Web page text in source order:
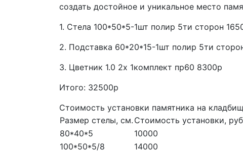
создать достойное и уникальное место
1. Стела 100*50*5-1шт полир 5ти сторон
2. Подставка 60*20*15-1шт полир 5ти
3. Цветник 1.0 2х 1комплект пр60 8300р
Итого: 32500р
Стоимость установки памятника на
Размер стелы, см. Стоимость установки,
80*40*5
10000
100*50*5/8
14000